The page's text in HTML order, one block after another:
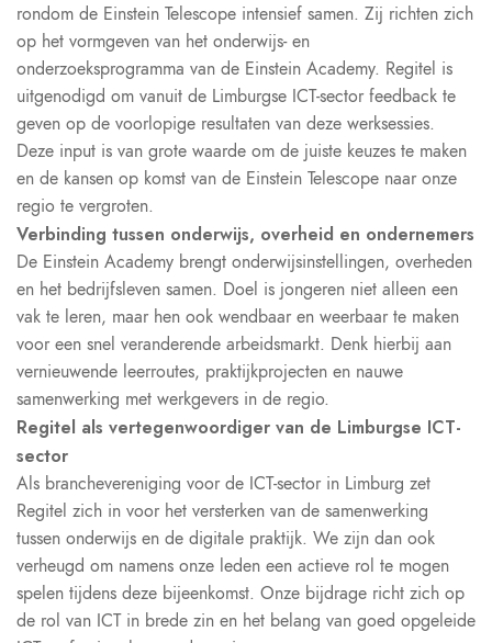
rondom de Einstein Telescope intensief samen. Zij richten zich
op het vormgeven van het onderwijs- en
onderzoeksprogramma van de Einstein Academy. Regitel is
uitgenodigd om vanuit de Limburgse ICT-sector feedback te
geven op de voorlopige resultaten van deze werksessies.
Deze input is van grote waarde om de juiste keuzes te maken
en de kansen op komst van de Einstein Telescope naar onze
regio te vergroten.
Verbinding tussen onderwijs, overheid en ondernemers
De Einstein Academy brengt onderwijsinstellingen, overheden
en het bedrijfsleven samen. Doel is jongeren niet alleen een
vak te leren, maar hen ook wendbaar en weerbaar te maken
voor een snel veranderende arbeidsmarkt. Denk hierbij aan
vernieuwende leerroutes, praktijkprojecten en nauwe
samenwerking met werkgevers in de regio.
Regitel als vertegenwoordiger van de Limburgse ICT-
sector
Als branchevereniging voor de ICT-sector in Limburg zet
Regitel zich in voor het versterken van de samenwerking
tussen onderwijs en de digitale praktijk. We zijn dan ook
verheugd om namens onze leden een actieve rol te mogen
spelen tijdens deze bijeenkomst. Onze bijdrage richt zich op
de rol van ICT in brede zin en het belang van goed opgeleide